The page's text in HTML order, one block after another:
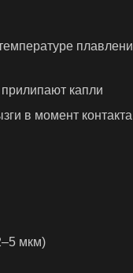
капли
в момент контакта
мкм)